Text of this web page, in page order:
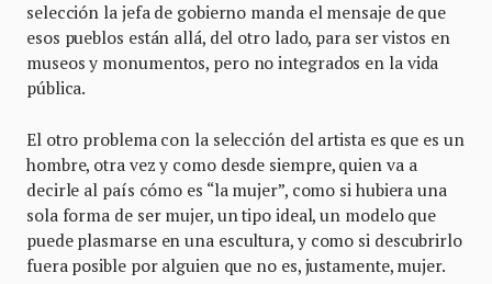
selección la jefa de gobierno manda el mensaje de que
esos pueblos están allá, del otro lado, para ser vistos en
museos y monumentos, pero no integrados en la vida
pública.
El otro problema con la selección del artista es que es un
hombre, otra vez y como desde siempre, quien va a
decirle al país cómo es “la mujer”, como si hubiera una
sola forma de ser mujer, un tipo ideal, un modelo que
puede plasmarse en una escultura, y como si descubrirlo
fuera posible por alguien que no es, justamente, mujer.